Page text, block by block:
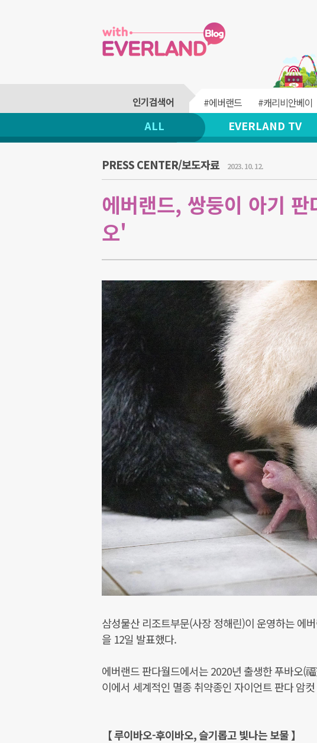
#에버랜드 #캐리비안베이
ALL EVERLAND TV
PRESS CENTER/보도자료 2023. 10. 12.
에버랜드, 쌍둥이 아기
오'
삼성물산 리조트부문(사장 정해린)이 운영하는 에
을 12일 발표했다.
에버랜드 판다월드에서는 2020년 출생한 푸바오(
이에서 세계적인 멸종 취약종인 자이언트 판다 암
【 루이바오-후이바오, 슬기롭고 빛나는 보물 】